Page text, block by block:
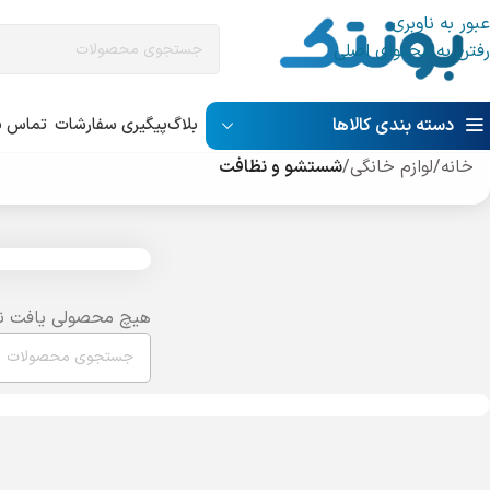
عبور به ناوبری
رفتن به محتوای اصلی
دسته بندی کالاها بلاگپیگیری سفارشات تماس
خانه/لوازم خانگی/شستشو و نظافت
هیچ محصولی یافت